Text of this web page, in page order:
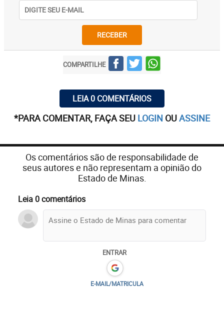
RECEBER
COMPARTILHE
LEIA 0 COMENTÁRIOS
*PARA COMENTAR, FAÇA SEU LOGIN OUASSINE
Os comentários são de responsabilidade de
seus autores e não representam a opinião do
Estado de Minas.
Leia 0 comentários
ENTRAR
E-MAIL/MATRICULA